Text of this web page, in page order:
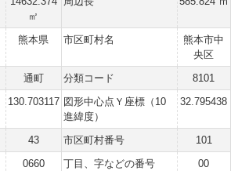
㎡
熊本県 市区町村名
熊本市中
央区
通町 分類コード
8101
130.703117 図形中心点Ｙ座標（10
進緯度）
32.795438
43 市区町村番号
101
0660 丁目、字などの番号
00